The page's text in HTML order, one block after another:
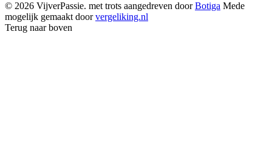
© 2026 VijverPassie. met trots aangedreven doorBotiga Mede
mogelijk gemaakt doorvergeliking.nl
Terug naar boven